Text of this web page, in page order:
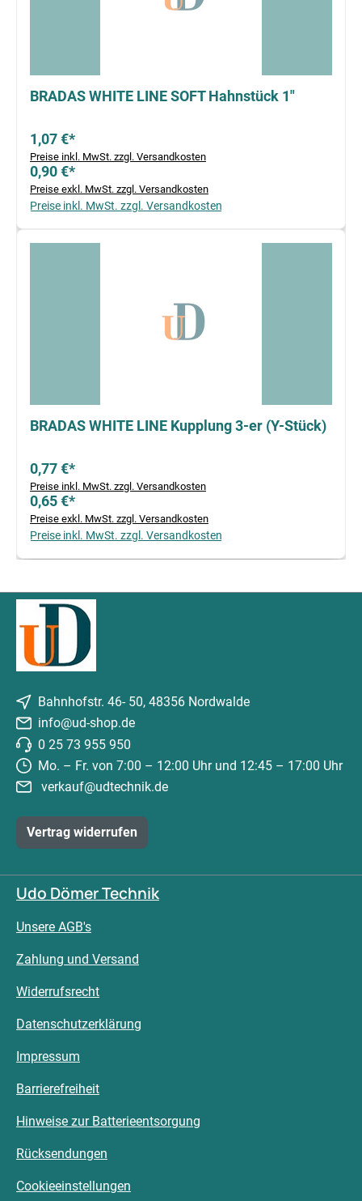
BRADAS WHITE LINE SOFT Hahnstück 1"
1,07 €*
Preise inkl. MwSt. zzgl. Versandkosten
0,90 €*
Preise exkl. MwSt. zzgl. Versandkosten
Preise inkl. MwSt. zzgl. Versandkosten
BRADAS WHITE LINE Kupplung 3-er (Y-Stück)
0,77 €*
Preise inkl. MwSt. zzgl. Versandkosten
0,65 €*
Preise exkl. MwSt. zzgl. Versandkosten
Preise inkl. MwSt. zzgl. Versandkosten
Bahnhofstr. 46- 50, 48356 Nordwalde
info@ud-shop.de
0 25 73 955 950
Mo. – Fr. von 7:00 – 12:00 Uhr und 12:45 – 17:00 Uhr
verkauf@udtechnik.de
Vertrag widerrufen
Udo Dömer Technik
Unsere AGB's
Zahlung und Versand
Widerrufsrecht
Datenschutzerklärung
Impressum
Barrierefreiheit
Hinweise zur Batterieentsorgung
Rücksendungen
Cookieeinstellungen